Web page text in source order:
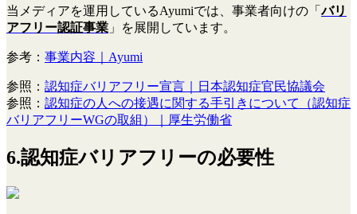
当メディアを運用しているAyumiでは、事業者向けの「バリ
アフリー認証事業 」を展開しています。
参考： 事業内容｜Ayumi
参照： 認知症バリアフリー宣言｜日本認知症官民協議会
参照： 認知症の人への接遇に関する手引きについて（認知症
バリアフリーWGの取組）｜厚生労働省
6.認知症バリアフリーの必要性